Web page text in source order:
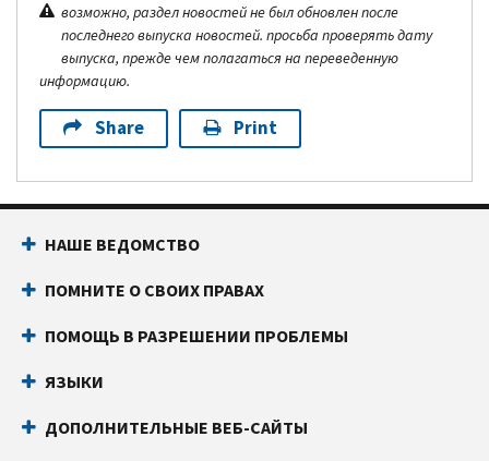
возможно, раздел новостей не был обновлен после
последнего выпуска новостей. просьба проверять дату
выпуска, прежде чем полагаться на переведенную
информацию.
Share Print
НАШЕ ВЕДОМСТВО
ПОМНИТЕ О СВОИХ ПРАВАХ
ПОМОЩЬ В РАЗРЕШЕНИИ ПРОБЛЕМЫ
ЯЗЫКИ
ДОПОЛНИТЕЛЬНЫЕ ВЕБ-САЙТЫ